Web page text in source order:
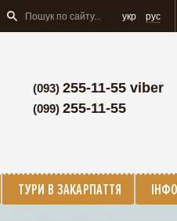
укр рус
(093) 255-11-55 viber
(099) 255-11-55
ТУРИ В ЗАКАРПАТТЯ